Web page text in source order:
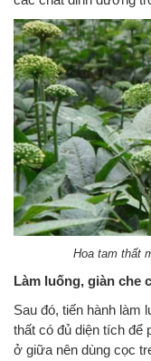
Hoa tam thất
Làm luống, giàn che
Sau đó, tiến hành làm
thất có đủ diện tích để
ở giữa nên dùng cọc